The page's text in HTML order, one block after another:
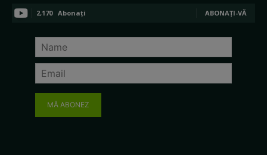
2,170 Abonați ABONAȚI-VĂ
MĂ ABONEZ